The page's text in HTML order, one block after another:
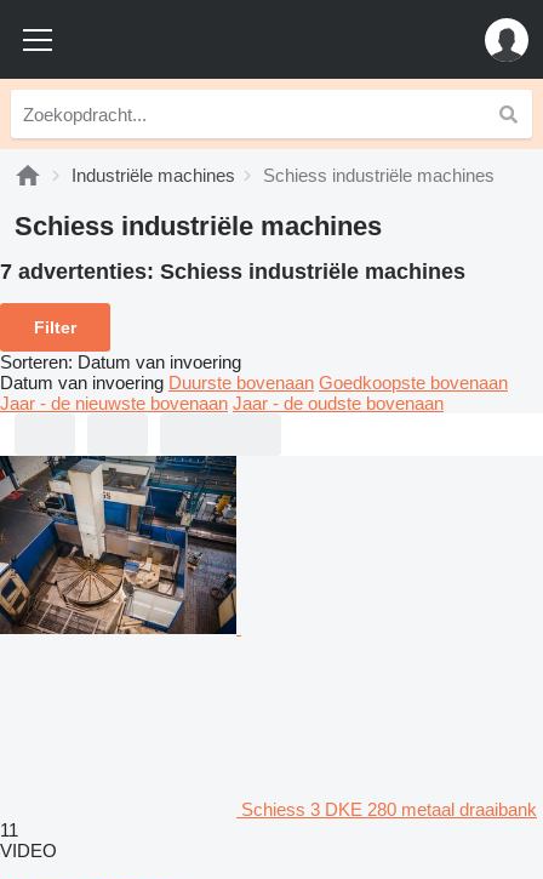
Industriële machines Schiess industriële machines
Schiess industriële machines
7 advertenties: Schiess industriële machines
Filter
Sorteren: Datum van invoering
Datum van invoering Duurste bovenaan Goedkoopste bovenaan
Jaar - de nieuwste bovenaan Jaar - de oudste bovenaan
Schiess 3 DKE 280 metaal draaibank
11
VIDEO